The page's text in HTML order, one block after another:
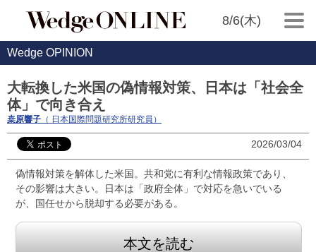
8/6(木)
Wedge OPINION
大転換した米国の偽情報対策、日本は「社会全
体」で向き合え
桒原響子 （ 日本国際問題研究所研究員）
2026/03/04
偽情報対策を解体した米国。共和党に有利な情報政策であり、
その影響は大きい。日本は「政府全体」で対応を急いでいる
が、国任せから脱却する必要がある。
本文を読む